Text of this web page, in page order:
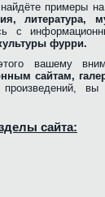
примеры на
литература,
с
фурри.
вашему
сайтам,
произведений,
сайта: